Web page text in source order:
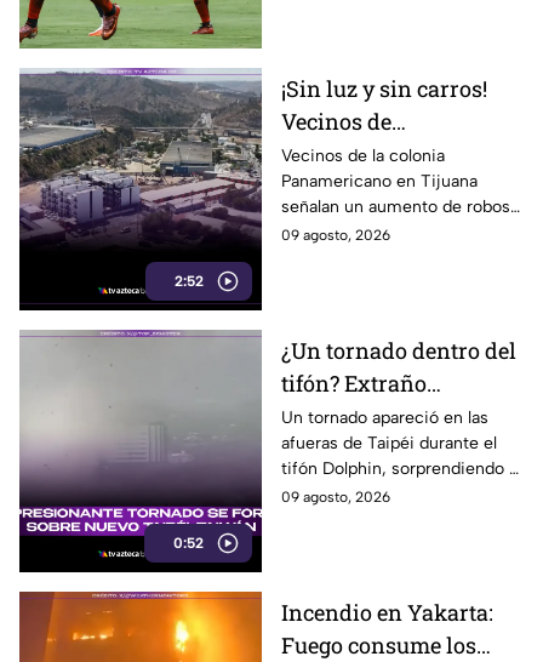
2:52
¡Sin luz y sin carros!
Vecinos de
Panamericano en
Tijuana viven bajo la
inseguridad
Vecinos de la colonia
Panamericano en Tijuana
señalan un aumento de robos
durante los últimos tres
09 agosto, 2026
0:52
¿Un tornado dentro del
tifón? Extraño
fenómeno sorprende a
meteorólogos en
Taiwán
Un tornado apareció en las
afueras de Taipéi durante el
tifón Dolphin, sorprendiendo a
meteorólogos taiwaneses que
09 agosto, 2026
Incendio en Yakarta:
Fuego consume los